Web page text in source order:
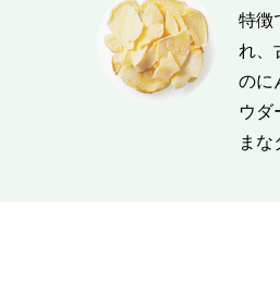
特徴
れ、
のに
ウダ
まな